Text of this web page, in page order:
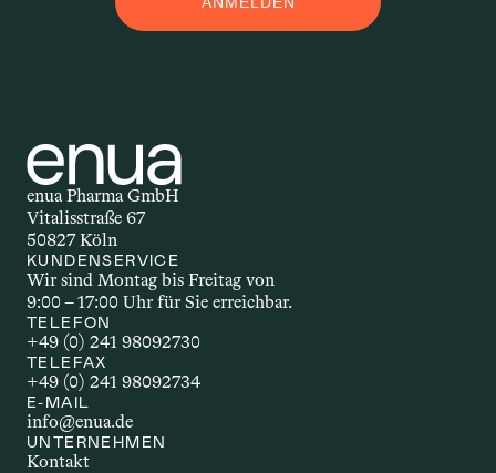
M
oder Creme: Die Form der Anwendung
beeinflusst, wie schnell und wie stark
der Wirkstoff wirkt. Welche
Applikationsform gewählt wird, hängt
unter anderem vom Wirkstoff selbst,
dem gewünschten Effekt und den
individuellen Bedürfnissen ab.
AUTOIMMUNERKR
ANKUNG
enua Pharma GmbH
Vitalisstraße 67
50827 Köln
KUNDENSERVICE
Wir sind Montag bis Freitag von
9:00 – 17:00 Uhr für Sie erreichbar.
TELEFON
+49 (0) 241 98092730
TELEFAX
+49 (0) 241 98092734
E-MAIL
info@enua.de
UNTERNEHMEN
Kontakt